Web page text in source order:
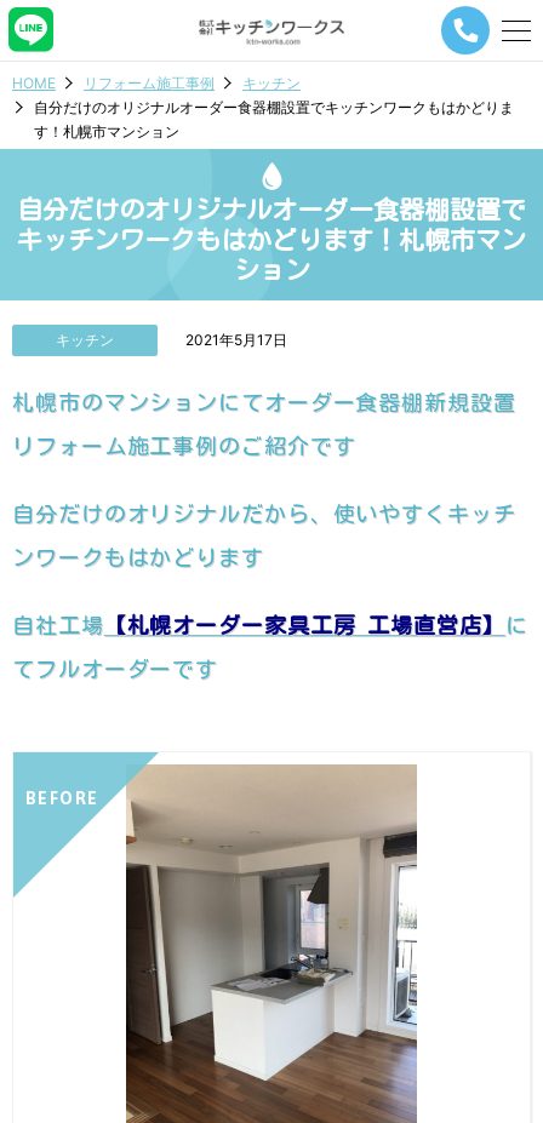
メ
ビ
シ
ョ
タ
HOME リフォーム施工事例
キッチン
自分だけのオリジナルオーダー食器棚設置でキッチンワークもはかどりま
す！札幌市マンション
自分だけのオリジナルオーダー食器棚設置で
キッチンワークもはかどります！札幌市マン
ション
キッチン 2021年5月17日
札幌市のマンションにてオーダー食器棚新規設置
リフォーム施工事例のご紹介です
自分だけのオリジナルだから、使いやすくキッチ
ンワークもはかどります
自社工場 【札幌オーダー家具工房 工場直営店】
に
てフルオーダーです
BEFORE